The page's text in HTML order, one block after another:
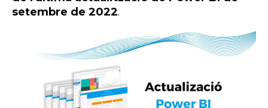
setembre de 2022.